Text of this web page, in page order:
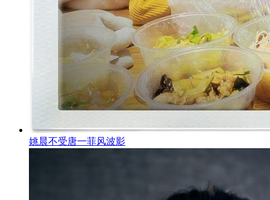
姚晨不受唐一菲风波影